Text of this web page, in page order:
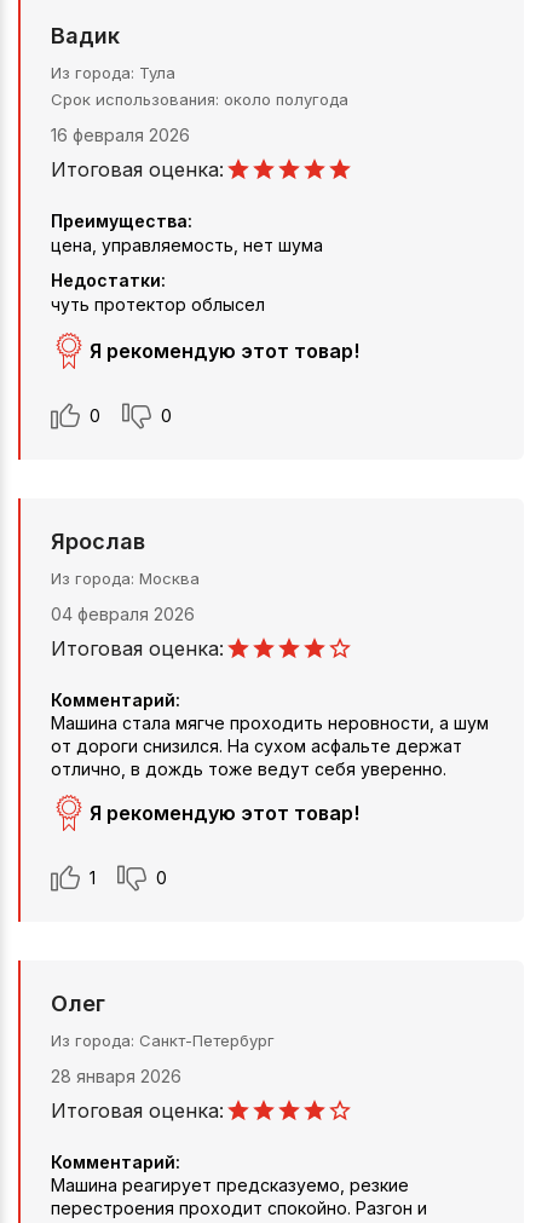
Вадик
Из города Тула
Срок использования около полугода
16 февраля 2026
Итоговая оценка:
Преимущества:
цена, управляемость, нет шума
Недостатки:
чуть протектор облысел
Я рекомендую этот товар!
0 0
Ярослав
Из города Москва
04 февраля 2026
Итоговая оценка:
Комментарий:
Машина стала мягче проходить неровности, а шум
от дороги снизился. На сухом асфальте держат
отлично, в дождь тоже ведут себя уверенно.
Я рекомендую этот товар!
1 0
Олег
Из города Санкт-Петербург
28 января 2026
Итоговая оценка:
Комментарий:
Машина реагирует предсказуемо, резкие
перестроения проходит спокойно. Разгон и